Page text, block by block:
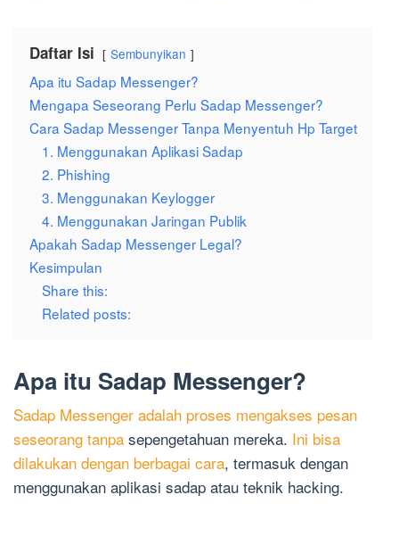
Daftar Isi Sembunyikan
Apa itu Sadap Messenger?
Mengapa Seseorang Perlu Sadap Messenger?
Cara Sadap Messenger Tanpa Menyentuh Hp Target
1. Menggunakan Aplikasi Sadap
2. Phishing
3. Menggunakan Keylogger
4. Menggunakan Jaringan Publik
Apakah Sadap Messenger Legal?
Kesimpulan
Share this:
Related posts:
Apa itu Sadap Messenger?
Sadap Messenger adalah proses mengakses pesan
seseorang tanpa sepengetahuan mereka. Ini bisa
dilakukan dengan berbagai cara, termasuk dengan
menggunakan aplikasi sadap atau teknik hacking.